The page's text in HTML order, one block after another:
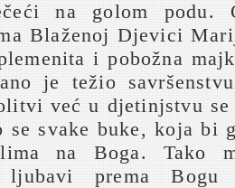
na golom podu.
Blaženoj Djevici
i pobožna
je težio
već u djetinjstvu
se svake buke, koja bi
na Boga. Tako
ljubavi prema